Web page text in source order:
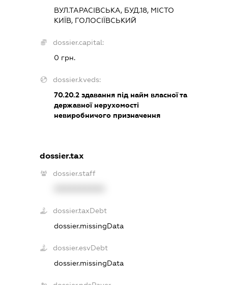
ВУЛ.ТАРАСІВСЬКА, БУД.18, МІСТО
КИЇВ, ГОЛОСІЇВСЬКИЙ
dossier.capital:
0 грн.
dossier.kveds:
70.20.2 здавання під найм власної та
державної нерухомості
невиробничого призначення
dossier.tax
dossier.staff
dossier.taxDebt
dossier.missingData
dossier.esvDebt
dossier.missingData